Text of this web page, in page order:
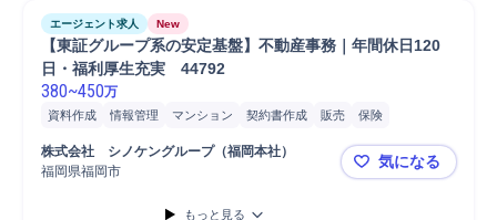
エージェント求人 New
【東証グループ系の安定基盤】不動産事務｜年間休日120
日・福利厚生充実　44792
380~450万
資料作成 情報管理 マンション 契約書作成 販売
保険
マンション管理
Microsoft Excel
損害保険
株式会社　シノケングループ（福岡本社）
福岡県福岡市
【東証グル
気になる
もっと見る